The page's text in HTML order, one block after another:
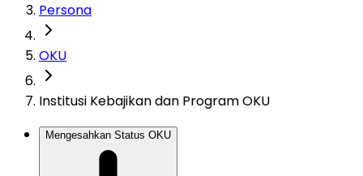
Persona
OKU
Institusi Kebajikan dan Program OKU
Mengesahkan Status OKU